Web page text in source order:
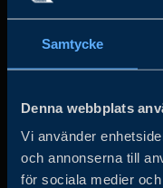
Samtycke
Denna webbplats
Vi använder
och annonserna till
för sociala medier
det privata
öka sin globala
investera och